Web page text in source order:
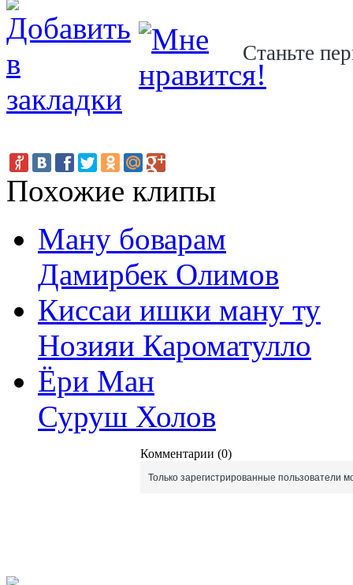
Станьте
Похожие клипы
Ману боварам
Дамирбек Олимов
Киссаи ишки ману ту
Нозияи Кароматулло
Ёри Ман
Суруш Холов
Комментарии (0)
Только зарегистрированные пользователи